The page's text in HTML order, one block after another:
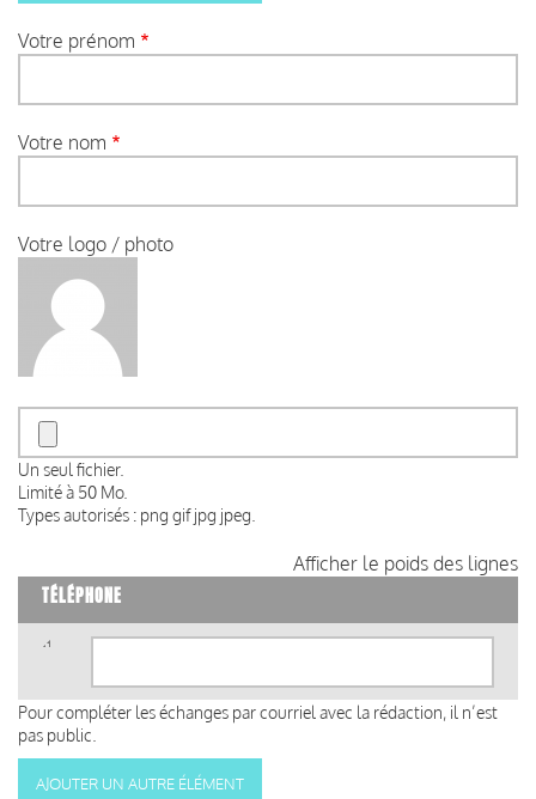
Votre prénom
Votre nom
Votre logo / photo
Un seul fichier.
Limité à 50 Mo.
Types autorisés : png gif jpg jpeg.
Afficher le poids des lignes
TÉLÉPHONE
1)
Pour compléter les échanges par courriel avec la rédaction, il n’est
pas public.